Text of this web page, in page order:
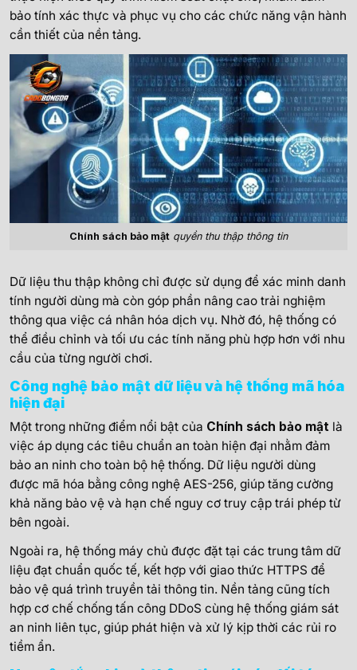
bảo tính xác thực và phục vụ cho các chức năng vận hành
cần thiết của nền tảng.
Chính sách bảo mật quyền thu thập thông tin
Dữ liệu thu thập không chỉ được sử dụng để xác minh danh
tính người dùng mà còn góp phần nâng cao trải nghiệm
thông qua việc cá nhân hóa dịch vụ. Nhờ đó, hệ thống có
thể điều chỉnh và tối ưu các tính năng phù hợp hơn với nhu
cầu của từng người chơi.
Công nghệ bảo mật dữ liệu và hệ thống mã hóa
hiện đại
Một trong những điểm nổi bật của Chính sách bảo mật là
việc áp dụng các tiêu chuẩn an toàn hiện đại nhằm đảm
bảo an ninh cho toàn bộ hệ thống. Dữ liệu người dùng
được mã hóa bằng công nghệ AES-256, giúp tăng cường
khả năng bảo vệ và hạn chế nguy cơ truy cập trái phép từ
bên ngoài.
Ngoài ra, hệ thống máy chủ được đặt tại các trung tâm dữ
liệu đạt chuẩn quốc tế, kết hợp với giao thức HTTPS để
bảo vệ quá trình truyền tải thông tin. Nền tảng cũng tích
hợp cơ chế chống tấn công DDoS cùng hệ thống giám sát
an ninh liên tục, giúp phát hiện và xử lý kịp thời các rủi ro
tiềm ẩn.